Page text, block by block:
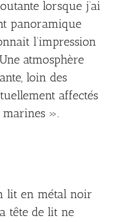
lorsque j’ai
panoramique
l’impression
atmosphère
loin des
affectés
».
lit en métal noir
tête de lit ne